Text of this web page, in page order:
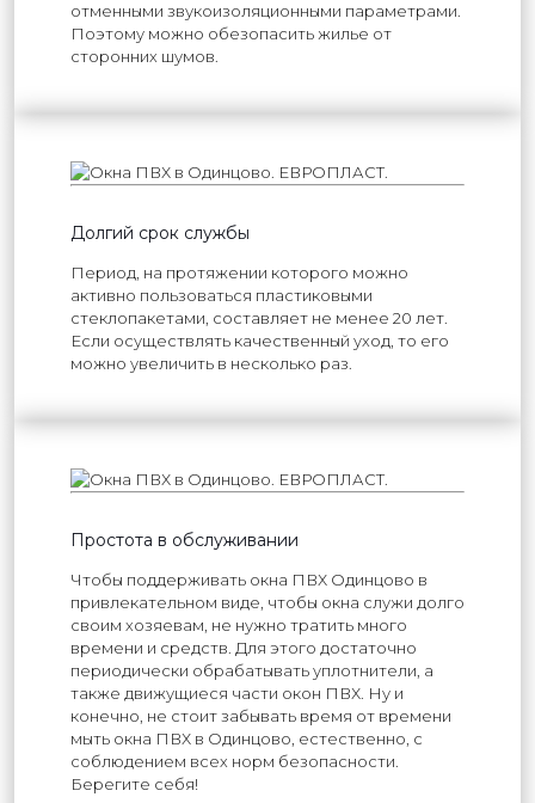
отменными звукоизоляционными параметрами.
Поэтому можно обезопасить жилье от
сторонних шумов.
Долгий срок службы
Период, на протяжении которого можно
активно пользоваться пластиковыми
стеклопакетами, составляет не менее 20 лет.
Если осуществлять качественный уход, то его
можно увеличить в несколько раз.
Простота в обслуживании
Чтобы поддерживать окна ПВХ Одинцово в
привлекательном виде, чтобы окна служи долго
своим хозяевам, не нужно тратить много
времени и средств. Для этого достаточно
периодически обрабатывать уплотнители, а
также движущиеся части окон ПВХ. Ну и
конечно, не стоит забывать время от времени
мыть окна ПВХ в Одинцово, естественно, с
соблюдением всех норм безопасности.
Берегите себя!